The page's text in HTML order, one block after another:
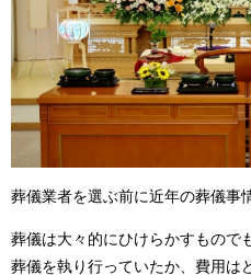
葬儀業者を選ぶ前に近年の葬儀事
葬儀は大々的にひけらかすもので
葬儀を執り行っていたか、費用は